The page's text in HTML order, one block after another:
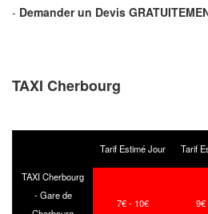
- Demander un Devis
TAXI Cherbourg
Tarif Estimé Jour Tarif
TAXI Cherbourg
- Gare de
7€ - 10€ 9€